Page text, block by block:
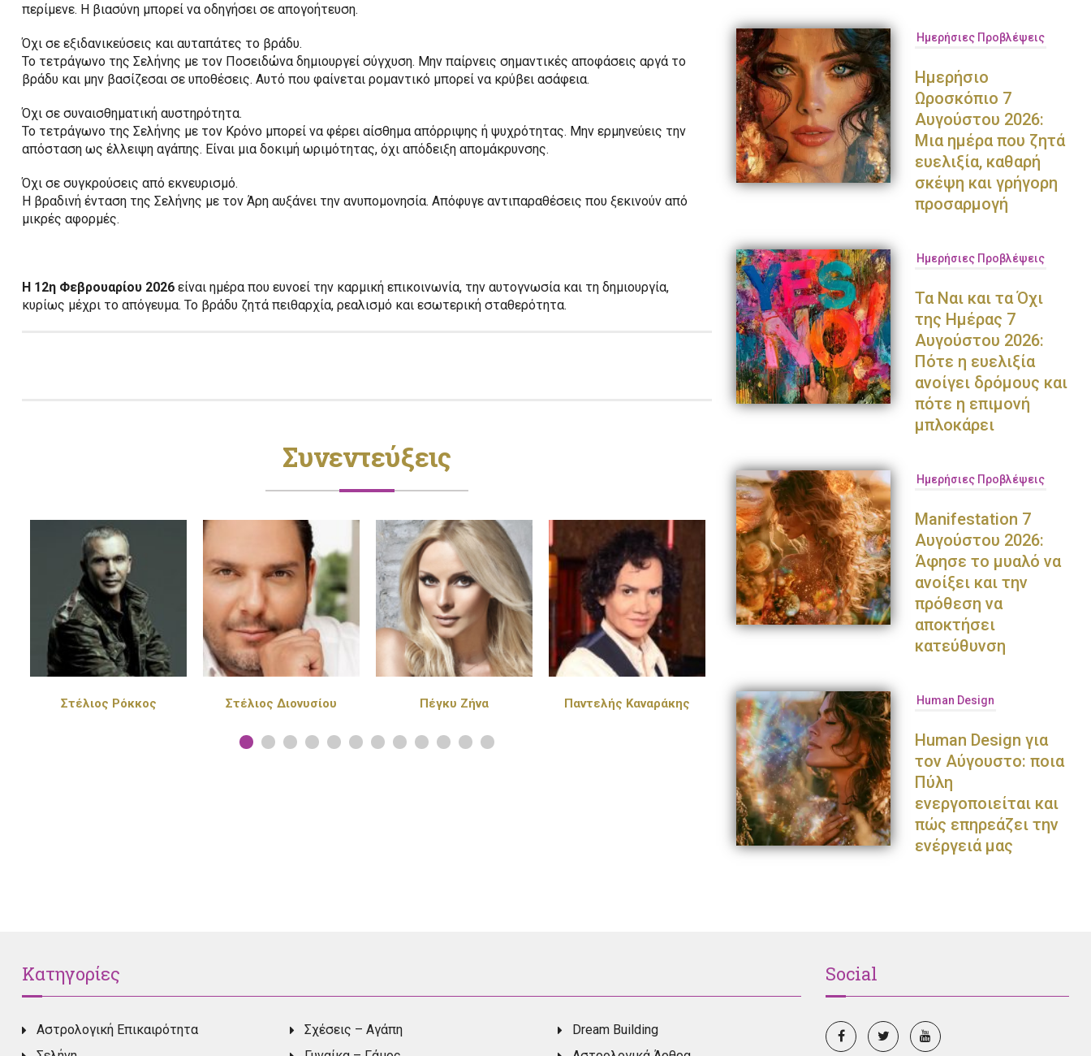
περίμενε. Η βιασύνη μπορεί να οδηγήσει σε απογοήτευση.
Όχι σε εξιδανικεύσεις και αυταπάτες το βράδυ.
Το τετράγωνο της Σελήνης με τον Ποσειδώνα δημιουργεί σύγχυση. Μην παίρνεις σημαντικές αποφάσεις αργά το
βράδυ και μην βασίζεσαι σε υποθέσεις. Αυτό που φαίνεται ρομαντικό μπορεί να κρύβει ασάφεια.
Όχι σε συναισθηματική αυστηρότητα.
Το τετράγωνο της Σελήνης με τον Κρόνο μπορεί να φέρει αίσθημα απόρριψης ή ψυχρότητας. Μην ερμηνεύεις την
απόσταση ως έλλειψη αγάπης. Είναι μια δοκιμή ωριμότητας, όχι απόδειξη απομάκρυνσης.
Όχι σε συγκρούσεις από εκνευρισμό.
Η βραδινή ένταση της Σελήνης με τον Άρη αυξάνει την ανυπομονησία. Απόφυγε αντιπαραθέσεις που ξεκινούν από
μικρές αφορμές.
Η 12η Φεβρουαρίου 2026 είναι ημέρα που ευνοεί την καρμική επικοινωνία, την αυτογνωσία και τη δημιουργία,
κυρίως μέχρι το απόγευμα. Το βράδυ ζητά πειθαρχία, ρεαλισμό και εσωτερική σταθερότητα.
Συνεντεύξεις
Στέλιος Διονυσίου Πέγκυ Ζήνα Παντελής Καναράκης Πάνος Κιάμος Παναγιώτης Πετράκης Ολυμπία Κρασαγάκη
Ημερήσιες Προβλέψεις
Ημερήσιο
Ωροσκόπιο 7
Αυγούστου 2026:
Μια ημέρα που ζητά
ευελιξία, καθαρή
σκέψη και γρήγορη
προσαρμογή
Ημερήσιες Προβλέψεις
Τα Ναι και τα Όχι
της Ημέρας 7
Αυγούστου 2026:
Πότε η ευελιξία
ανοίγει δρόμους και
πότε η επιμονή
μπλοκάρει
Ημερήσιες Προβλέψεις
Manifestation 7
Αυγούστου 2026:
Άφησε το μυαλό να
ανοίξει και την
πρόθεση να
αποκτήσει
κατεύθυνση
Human Design
Human Design για
τον Αύγουστο: ποια
Πύλη
ενεργοποιείται και
πώς επηρεάζει την
ενέργειά μας
Κατηγορίες
Αστρολογική Επικαιρότητα
Σχέσεις – Αγάπη
Dream Building
Social